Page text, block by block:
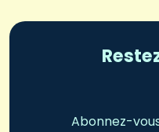
Abonnez-